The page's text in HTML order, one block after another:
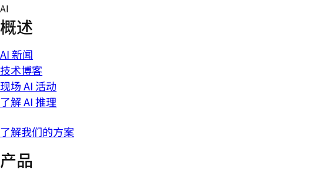
Skip
to
content
AI
概述
AI 新闻
技术博客
现场 AI 活动
了解 AI 推理
了解我们的方案
产品